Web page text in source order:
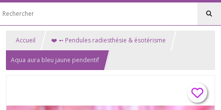
Accueil ❤️ ➻ Pendules radiesthésie & ésotérisme
Aqua aura bleu jaune pendentif